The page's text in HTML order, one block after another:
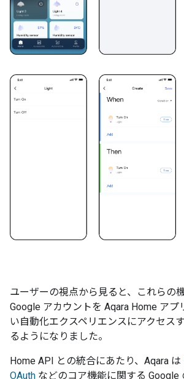
ユーザーの視点から見ると、これらの機
Google アカウントを Aqara Home アプ
い自動化エクスペリエンスにアクセス
るようになりました。
Home API との統合にあたり、Aqara は
OAuth などのコア機能に関する Google